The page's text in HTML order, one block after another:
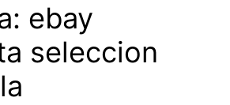
ebay
seleccion